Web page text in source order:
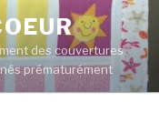
des couvertures
prématurément